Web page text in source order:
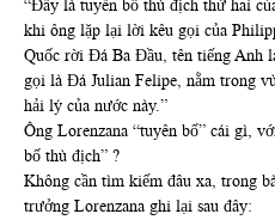
“Đây là tuyên bố thù địch thứ hai
khi ông lặp lại lời kêu gọi của
Quốc rời Đá Ba Đầu, tên tiếng Anh
gọi là Đá Julian Felipe, nằm trong
hải lý của nước này.”
Ông Lorenzana “tuyên bố” cái gì,
bố thù địch” ?
Không cần tìm kiếm đâu xa, trong
trưởng Lorenzana ghi lại sau đây: